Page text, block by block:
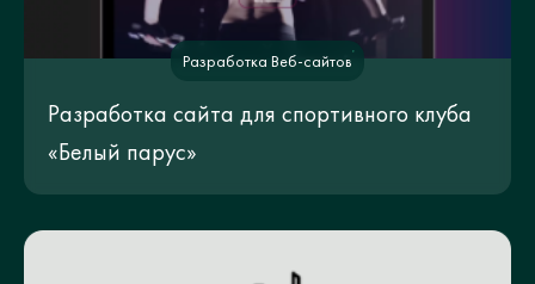
Разработка Веб-сайтов
Разработка сайта для спортивного клуба
«Белый парус»